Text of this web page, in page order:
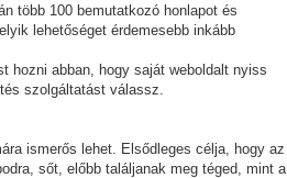
több 100 bemutatkozó honlapot és
lehetőséget érdemesebb inkább
hozni abban, hogy saját weboldalt nyiss
szolgáltatást válassz.
ismerős lehet. Elsődleges célja, hogy az
sőt, előbb találjanak meg téged, mint a